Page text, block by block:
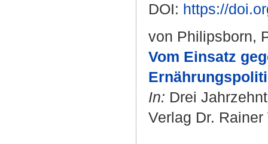
DOI: https://
von Philipsborn,
Vom Einsatz
In: Drei
Verlag Dr.